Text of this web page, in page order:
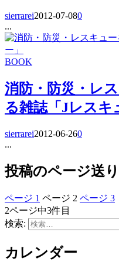
sierrarei2012-07-080
...
BOOK
消防・防災・レ
る雑誌「Jレスキ
sierrarei2012-06-260
...
投稿のページ送り
ページ 1 ページ 2 ページ 3
2ページ中3件目
検索:
カレンダー